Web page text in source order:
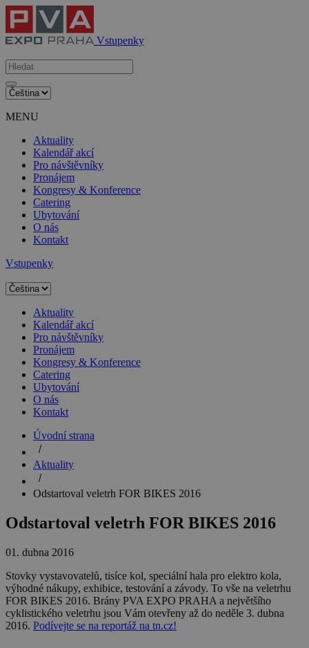
Vstupenky
MENU
Aktuality
Kalendář akcí
Pro návštěvníky
Pronájem
Kongresy & Konference
Catering
Ubytování
O nás
Kontakt
Vstupenky
Aktuality
Kalendář akcí
Pro návštěvníky
Pronájem
Kongresy & Konference
Catering
Ubytování
O nás
Kontakt
Úvodní strana
Aktuality
Odstartoval veletrh FOR BIKES 2016
Odstartoval veletrh FOR BIKES 2016
01. dubna 2016
Stovky vystavovatelů, tisíce kol, speciální hala pro elektro kola,
výhodné nákupy, exhibice, testování a závody. To vše na veletrhu
FOR BIKES 2016. Brány PVA EXPO PRAHA a největšího
cyklistického veletrhu jsou Vám otevřeny až do neděle 3. dubna
2016. Podívejte se na reportáž na tn.cz!